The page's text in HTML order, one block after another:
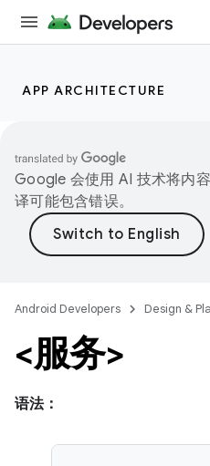
APP ARCHITECTURE
Google 会使用 AI 技术将内
译可能包含错误。
Android Developers Design &
<服务>
语法：